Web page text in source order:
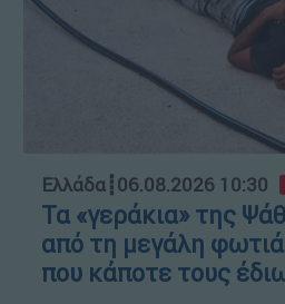
Ελλάδα┋06.08.2026 10:30
Τα «γεράκια» της
από τη μεγάλη φωτιά
που κάποτε τους